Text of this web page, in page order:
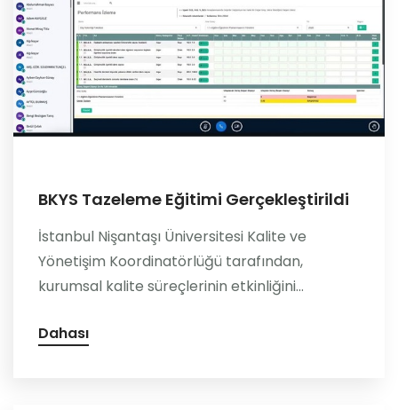
BKYS Tazeleme Eğitimi Gerçekleştirildi
İstanbul Nişantaşı Üniversitesi Kalite ve
Yönetişim Koordinatörlüğü tarafından,
kurumsal kalite süreçlerinin etkinliğini...
Dahası